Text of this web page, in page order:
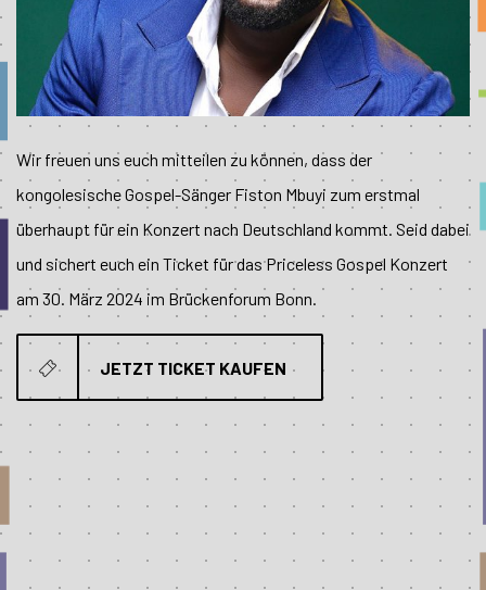
Wir freuen uns euch mitteilen zu können, dass der
kongolesische Gospel-Sänger Fiston Mbuyi zum erstmal
überhaupt für ein Konzert nach Deutschland kommt. Seid dabei
und sichert euch ein Ticket für das Priceless Gospel Konzert
am 30. März 2024 im Brückenforum Bonn.
JETZT TICKET KAUFEN